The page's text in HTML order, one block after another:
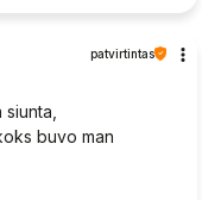
patvirtintas
buvo man